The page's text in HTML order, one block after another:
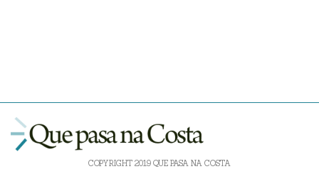
COPYRIGHT 2019 QUE PASA NA COSTA